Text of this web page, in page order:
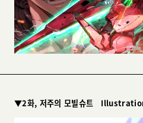
▼2화, 저주의 모빌슈트